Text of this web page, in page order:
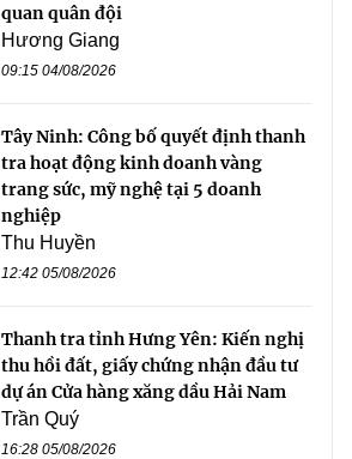
quan quân đội
Hương Giang
09:15 04/08/2026
Tây Ninh: Công bố quyết định thanh
tra hoạt động kinh doanh vàng
trang sức, mỹ nghệ tại 5 doanh
nghiệp
Thu Huyền
12:42 05/08/2026
Thanh tra tỉnh Hưng Yên: Kiến nghị
thu hồi đất, giấy chứng nhận đầu tư
dự án Cửa hàng xăng dầu Hải Nam
Trần Quý
16:28 05/08/2026